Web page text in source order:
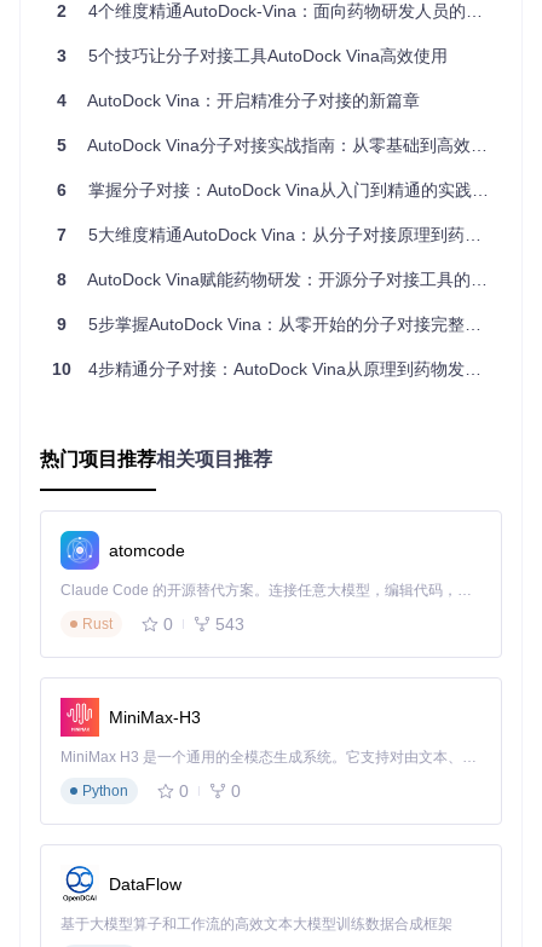
药物研发：高效筛选化合物库，识别潜在活性分子
系
二、技术解析：分子对接核心原理与实现
中做出合理决策，优化对接参数，提升结果可靠性。
2.1 分子对接的数学基础与算法实现
改进的蒙特卡洛模拟结合局部搜索算法：
核心公式：
E_electrostatic：静电相互作用能
E_desolvation：去溶剂化能
实现路径：在src/lib/vina.cpp中，通过quasi_newton.cpp实
现能量最小化，monte_carlo.cpp处理构象空间搜索，两者协
同实现高效的构象采样。
⚠️注意事项：能量函数参数存储在data/AD4_parameters.dat
中，修改需谨慎，建议通过配置文件而非直接修改源码调整参
数。
2.2 输入文件处理与格式解析
标、类型和电荷信息：
处理流程
配体预处理：使用 example/autodock_scripts/prepare_gp
2 4个维度精通AutoDock-Vina：面向药物研发人员的分子对接实战指南
3 5个技巧让分子对接工具AutoDock Vina高效使用
4 AutoDock Vina：开启精准分子对接的新篇章
5 AutoDock Vina分子对接实战指南：从零基础到高效药物筛选
6 掌握分子对接：AutoDock Vina从入门到精通的实践指南
7 5大维度精通AutoDock Vina：从分子对接原理到药物发现实战指南
8 AutoDock Vina赋能药物研发：开源分子对接工具的技术革新与实战指南
9 5步掌握AutoDock Vina：从零开始的分子对接完整指南
10 4步精通分子对接：AutoDock Vina从原理到药物发现实践
热门项目推荐相关项目推荐
atomcode
Claude Code 的开源替代方案。连接任意大模型，编辑代码，运行命令，自动验证 — 全自动执行。用 Rust 构建，极致性能。 ｜ An open-source alternative to Claude Code. Connect any LLM, edit code, run commands, and verify changes — autonomously. Built in Rust for speed. Get Started
Rust
0 543
MiniMax-H3
MiniMax H3 是一个通用的全模态生成系统。它支持对由文本、图像、视频和音频组成的多模态上下文进行统一理解，并能生成分辨率高达 2K、时长可达 15 秒的带原生立体声音频的视频。得益于面向任务泛化的系统设计，H3 在预训练阶段就已具备广泛的多模态上下文理解与生成能力，能够出色地执行复杂的多模态指令。
Python
0 0
DataFlow
基于大模型算子和工作流的高效文本大模型训练数据合成框架